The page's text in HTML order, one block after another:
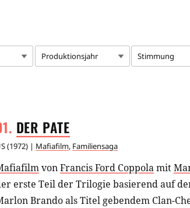
Produktionsjahr Stimmung
DER PATE
(1972) | Mafiafilm, Familiensaga
vonFrancis Ford Coppolamit
erste Teil der Trilogie basierend auf
Brando als Titel gebendem Clan-